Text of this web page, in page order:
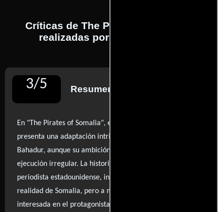
Críticas de The Pirates of Somalia
realizadas por profesionales
3/5 Resumen de reseñas
En "The Pirates of Somalia", el director Bryan Buckley nos
presenta una adaptación intrigante del libro de Jay
Bahadur, aunque su ambición se ve empañada por una
ejecución irregular. La historia, centrada en el viaje de un
periodista estadounidense, intenta iluminar la compleja
realidad de Somalia, pero a menudo se siente más
interesada en el protagonista que en las voces locales que